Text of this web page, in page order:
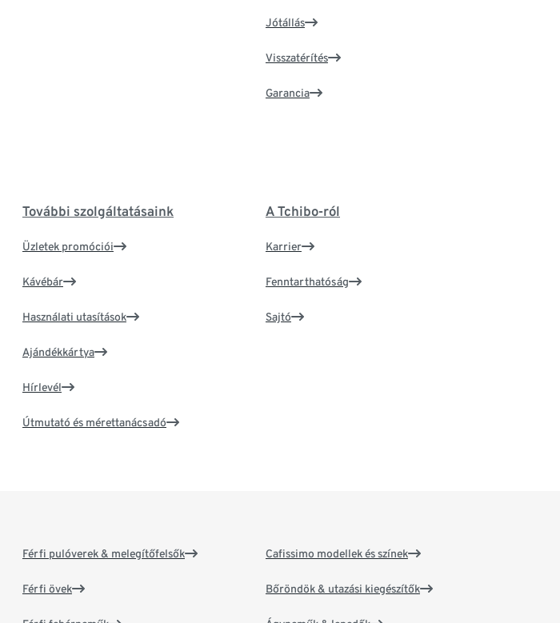
Jótállás
Visszatérítés
Garancia
További szolgáltatásaink
Üzletek promóciói
Kávébár
Használati utasítások
Ajándékkártya
Hírlevél
Útmutató és mérettanácsadó
A Tchibo-ról
Karrier
Fenntarthatóság
Sajtó
Férfi pulóverek & melegítőfelsők
Férfi övek
Cafissimo modellek és színek
Bőröndök & utazási kiegészítők